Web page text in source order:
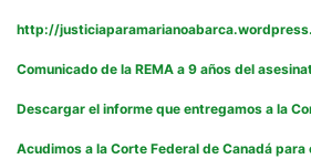
http://
Comunicado de la REMA a 9 años del
Descargar el informe que entregamos a la
Acudimos a la Corte Federal de Canadá